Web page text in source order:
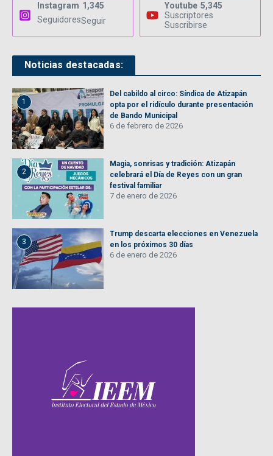
Instagram 1,345
SeguidoresSeguir
Youtube 5,345
Suscriptores
Suscribirse
Noticias destacadas:
1
Del cabildo al circo: Síndica de Atizapán
opta por el ridículo durante presentación
de Bando Municipal
6 de febrero de 2026
2
Magia, sonrisas y tradición: Atizapán
celebrará el Día de Reyes con un gran
festival familiar
7 de enero de 2026
3
Trump descarta elecciones en Venezuela
en los próximos 30 días
6 de enero de 2026